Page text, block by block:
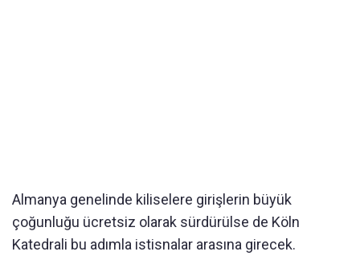
Almanya genelinde kiliselere girişlerin büyük
çoğunluğu ücretsiz olarak sürdürülse de Köln
Katedrali bu adımla istisnalar arasına girecek.